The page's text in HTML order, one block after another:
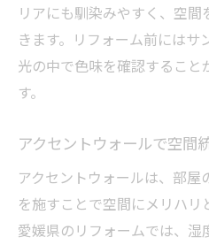
リアにも馴染みやすく、空
きます。リフォーム前にはサ
光の中で色味を確認すること
す。
アクセントウォールで空間
アクセントウォールは、部
を施すことで空間にメリハリ
愛媛県のリフォームでは、湿